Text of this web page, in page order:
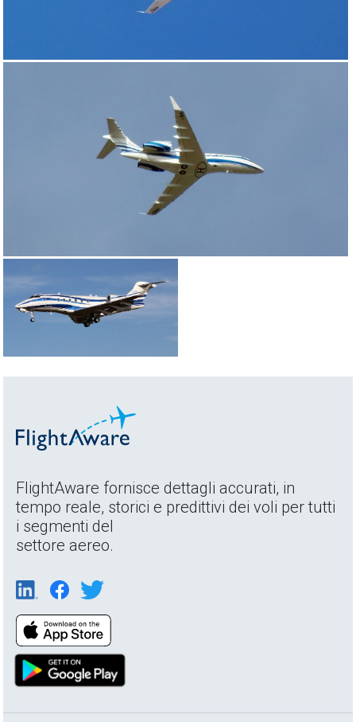
FlightAware fornisce dettagli accurati, in
tempo reale, storici e predittivi dei voli per tutti
i segmenti del
settore aereo.